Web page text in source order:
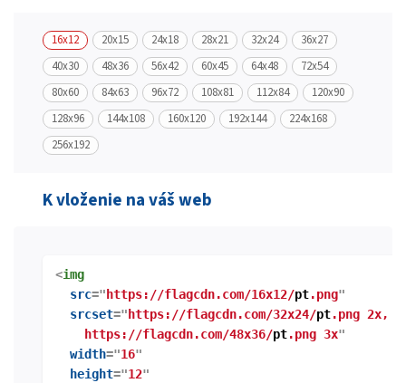
16x12 20x15 24x18 28x21 32x24
36x27
40x30
48x36 56x42 60x45 64x48
72x54
80x60
84x63 96x72 108x81 112x84
120x90
128x96
144x108 160x120 192x144
224x168
256x192
K vloženie na váš web
<img
src=" https://flagcdn.com/16x12/pt.png"
srcset=" https://flagcdn.com/32x24/pt.png 2x,
https://flagcdn.com/48x36/pt.png 3x"
width="16"
height="12"